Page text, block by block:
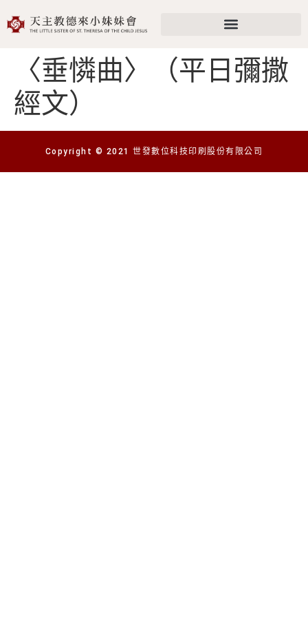
〈垂憐曲〉（平日彌撒
經文）
Copyright © 2021 世發數位科技印刷股份有限公司